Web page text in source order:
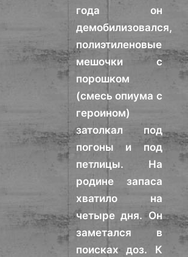
года он
демобилизовался,
полиэтиленовые
мешочки с
порошком
(смесь опиума с
героином)
затолкал под
погоны и под
петлицы. На
родине запаса
хватило на
четыре дня. Он
заметался в
поисках доз. К